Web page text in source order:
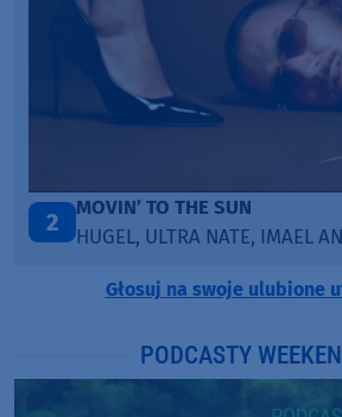
3
TAŃCZ!
BLETKA
Głosuj na swoje ulubione
PODCASTY